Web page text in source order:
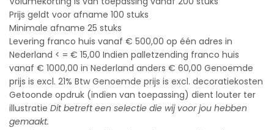
Prijs geldt voor afname 100 stuks
Minimale afname 25 stuks
Levering franco huis vanaf € 500,00 op één adres in
Nederland < = € 15,00 Indien palletzending franco huis
vanaf € 1000,00 in Nederland anders € 60,00 Genoemde
prijs is excl. 21% Btw Genoemde prijs is excl. decoratiekosten
Getoonde opdruk (indien van toepassing) dient louter ter
illustratie Dit betreft een selectie die wij voor jou hebben
gemaakt.